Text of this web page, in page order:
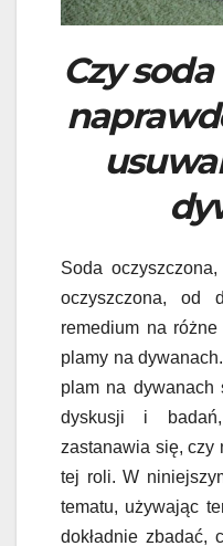
Czy
Soda
oczyszczona, od
remedium na
plamy na
plam na dywanach
dyskusji i
zastanawia się, czy
tej roli. W
tematu, używając
dokładnie zbadać,